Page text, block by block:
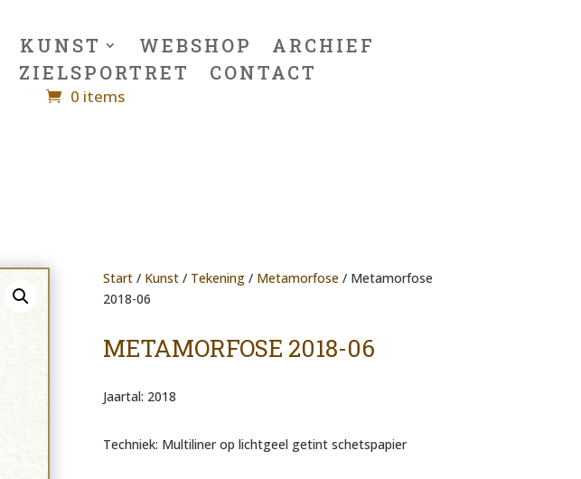
KUNST WEBSHOP
ARCHIEF
ZIELSPORTRET CONTACT
0 items
Start/ Kunst/ Tekening/ Metamorfose/ Metamorfose
2018-06
METAMORFOSE 2018-06
Jaartal: 2018
Techniek: Multiliner op lichtgeel getint schetspapier